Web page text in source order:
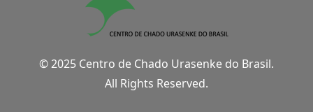
© 2025 Centro de Chado Urasenke do Brasil.
All Rights Reserved.